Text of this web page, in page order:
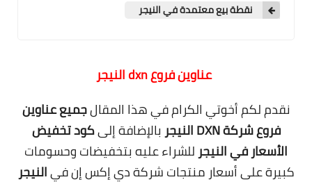
نقطة بيع معتمدة في النيجر
عناوين فروع dxn النيجر
نقدم لكم أخوتي الكرام في هذا المقالجميع عناوين
فروع شركة DXN النيجر
بالإضافة إلىكود تخفيض
الأسعار في النيجرللشراء عليه بتخفيضات وحسومات
كبيرة على أسعار منتجات شركة دي إكس إن فيالنيجر